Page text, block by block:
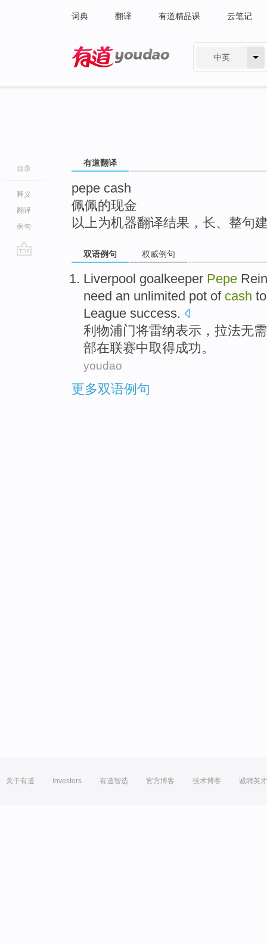
词典 翻译 有道精品课 云笔记
中英
目录
释义
翻译
例句
有道翻译
pepe cash
佩佩的现金
以上为机器翻译结果，长、整句
双语例句 权威例句
Liverpool goalkeeper Pepe
need an unlimited pot of cash to
League success.
利物浦门将雷纳表示 ， 拉法无需
部在联赛中取得成功。
youdao
更多双语例句
关于有道 Investors 有道智选 官方博客 技术博客 诚聘英才